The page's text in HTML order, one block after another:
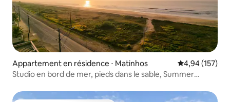
Appartement en résidence ⋅ Matinhos Évaluation
4,94 (157)
Studio en bord de mer, pieds dans le sable, Summer